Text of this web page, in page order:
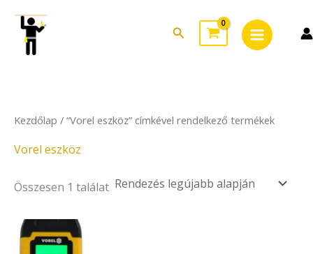
content
Search
Menu
Kezdőlap / “Vorel eszköz” címkével rendelkező termékek
Vorel eszköz
Összesen 1 találat